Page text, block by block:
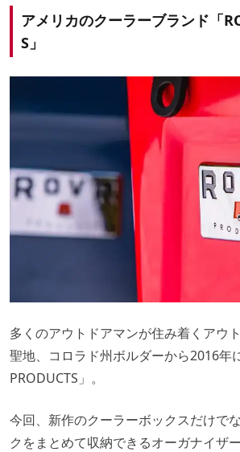
アメリカのクーラーブランド「
S」
多くのアウトドアマンが住み着くアウ
聖地、コロラド州ボルダーから2016年
PRODUCTS」。
今回、新作のクーラーボックスだけで
クをまとめて収納できるオーガナイザ